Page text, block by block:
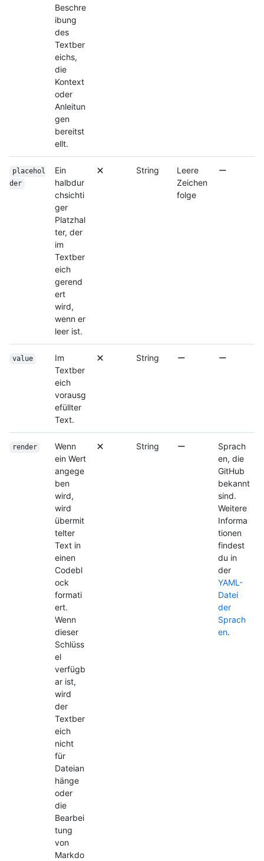
Beschre
ibung
des
Textber
eichs,
die
Kontext
oder
Anleitun
gen
bereitst
ellt.
placehol
der
Ein
halbdur
chsichti
ger
Platzhal
ter, der
im
Textber
eich
gerend
ert
wird,
wenn er
leer ist.
String
Leere
Zeichen
folge
value
Im
Textber
eich
vorausg
efüllter
Text.
String
render
Wenn
ein Wert
angege
ben
wird,
wird
übermit
telter
Text in
einen
Codebl
ock
formati
ert.
Wenn
dieser
Schlüss
el
verfügb
ar ist,
wird
der
Textber
eich
nicht
für
Dateian
hänge
oder
die
Bearbei
tung
von
Markdo
String
Sprach
en, die
GitHub
bekannt
sind.
Weitere
Informa
tionen
findest
du in
der
YAML-
Datei
der
Sprach
en.